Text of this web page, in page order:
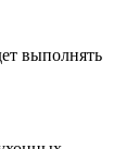
выполнять